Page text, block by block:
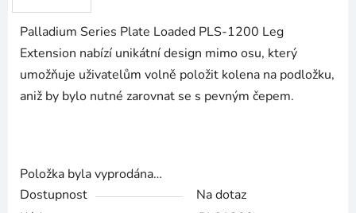
Palladium Series Plate Loaded PLS-1200 Leg
Extension nabízí unikátní design mimo osu, který
umožňuje uživatelům volně položit kolena na podložku,
aniž by bylo nutné zarovnat se s pevným čepem.
Položka byla vyprodána…
Dostupnost
Na dotaz